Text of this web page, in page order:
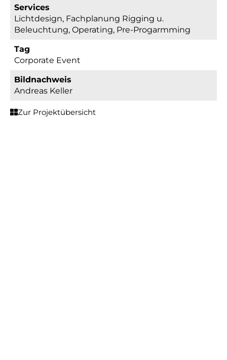
Services
Lichtdesign, Fachplanung Rigging u.
Beleuchtung, Operating, Pre-Progarmming
Tag
Corporate Event
Bildnachweis
Andreas Keller
Zur Projektübersicht